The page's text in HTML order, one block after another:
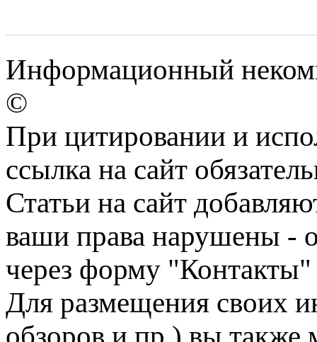
Информационный
©
При цитировании и
ссылка на сайт
Статьи на сайт
ваши права нарушены -
через форму "Контакты"
Для размещения своих